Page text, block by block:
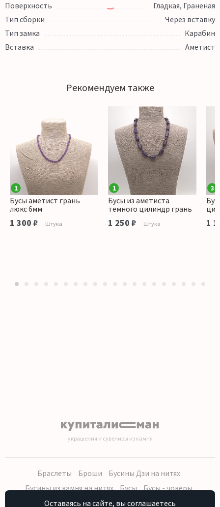
Поверхность
Гладкая, Граненая
Тип сборки
Через вставку
Тип замка
Карабин
Вставка
Аметист
Рекомендуем также
1
Бусы аметист грань
люкс 6мм
1 300 ₽ Штука
1
Бусы из аметиста
темного цилиндр грань
1 250 ₽ Штука
3
1
украшения и сувениры из камня
Браслеты Броши
Бусины Дзи на нитях
Бусины из камня на нитях
Бусы
Бусы - чокеры
Кольца, серьги
Кулоны Наборы (бусы, браслет, серьги)
Оставаясь на сайте, вы соглашаетесь